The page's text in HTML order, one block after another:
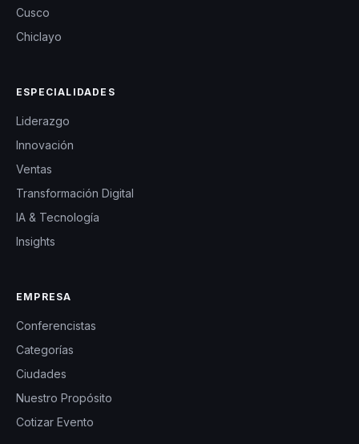
Cusco
Chiclayo
ESPECIALIDADES
Liderazgo
Innovación
Ventas
Transformación Digital
IA & Tecnología
Insights
EMPRESA
Conferencistas
Categorías
Ciudades
Nuestro Propósito
Cotizar Evento